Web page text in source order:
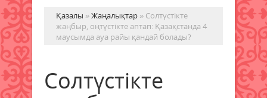
Қазалы »Жаңалықтар » Солтүстікте
жаңбыр, оңтүстікте аптап: Қазақстанда 4
маусымда ауа райы қандай болады?
Солтүстікте